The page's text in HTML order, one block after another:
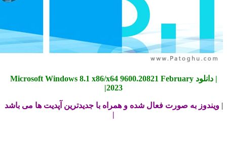
| دانلود Microsoft Windows 8.1 x86/x64 9600.20821 February
به صورت فعال شده و همراه با جدیدترین آپدیت ها می باشد